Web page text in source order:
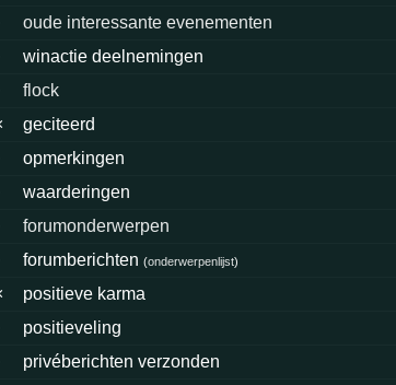
oude interessante evenementen
winactie deelnemingen
flock
geciteerd
opmerkingen
waarderingen
forumonderwerpen
forumberichten(onderwerpenlijst)
positieve karma
positieveling
privéberichten verzonden